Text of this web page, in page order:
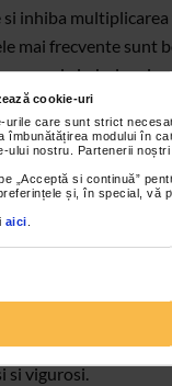
cookie-uri
urile care sunt strict
îmbunătățirea modului în
ului nostru. Partenerii
„Acceptă si continuă”
și, în special, vă
aici
inhiba multiplicarea
mai frecvente sunt
de
apeland la
ne vorbeste
schimba
si vigurosi.